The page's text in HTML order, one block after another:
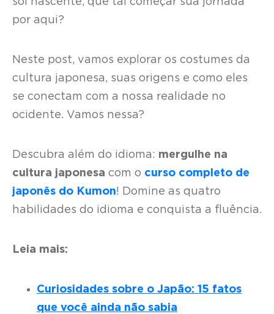
por aqui?
Neste post, vamos explorar os costumes da
cultura japonesa, suas origens e como eles
se conectam com a nossa realidade no
ocidente. Vamos nessa?
Descubra além do idioma: mergulhe na
cultura japonesa com o curso completo de
japonês do Kumon! Domine as quatro
habilidades do idioma e conquista a fluência.
Leia mais:
Curiosidades sobre o Japão: 15 fatos
que você ainda não sabia